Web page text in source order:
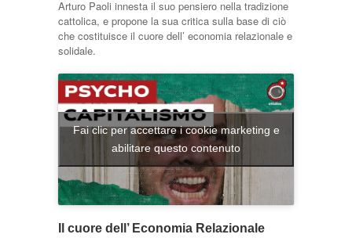
Arturo Paoli innesta il suo pensiero nella tradizione
cattolica, e propone la sua critica sulla base di ciò
che costituisce il cuore dell’ economia relazionale e
solidale.
Fai clic per accettare i cookie marketing e
abilitare questo contenuto
Il cuore dell’ Economia Relazionale